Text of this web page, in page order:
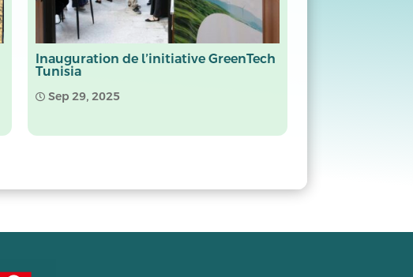
Inauguration de l’initiative GreenTech
Tunisia
 Sep 29, 2025